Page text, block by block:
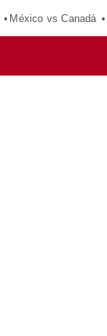
México vs Canadá